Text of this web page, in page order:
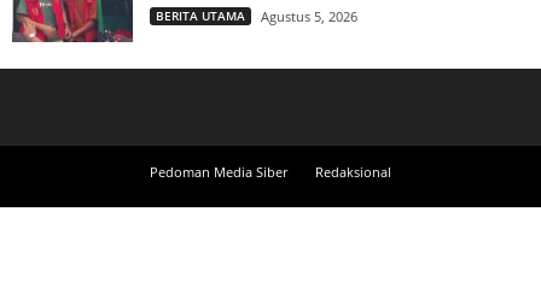
BERITA UTAMA Agustus 5, 2026
Pedoman Media Siber Redaksional